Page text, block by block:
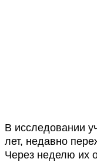
В исследовании
лет, недавно
Через неделю их